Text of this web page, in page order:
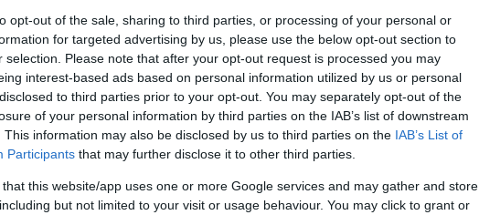
opt-out of the sale, sharing to third parties, or processing of your personal or
for targeted advertising by us, please use the below opt-out section to
selection. Please note that after your opt-out request is processed you may
interest-based ads based on personal information utilized by us or personal
to third parties prior to your opt-out. You may separately opt-out of the
of your personal information by third parties on the IAB’s list of downstream
This information may also be disclosed by us to third parties on the IAB’s List of
Participants that may further disclose it to other third parties.
that this website/app uses one or more Google services and may gather and store
but not limited to your visit or usage behaviour. You may click to grant or